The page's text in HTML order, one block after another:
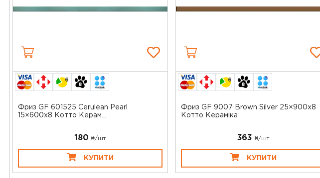
6
Фриз GF 601525 Cerulean Pearl
15×600x8 Котто Керам...
180 ₴/шт
КУПИТИ
6
Фриз GF 9007 Brown Silver 25×900x8
Котто Кераміка
363 ₴/шт
КУПИТИ